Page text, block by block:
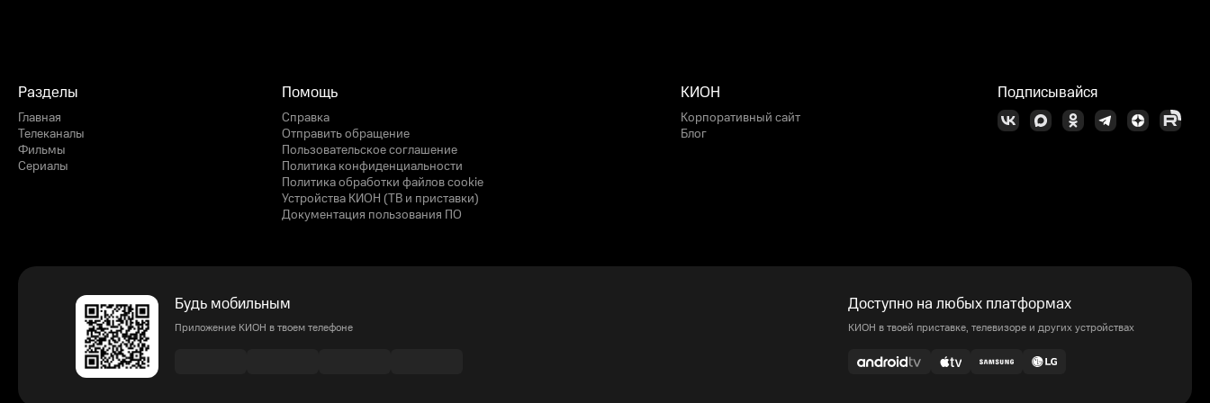
Разделы
Главная
Телеканалы
Фильмы
Сериалы
Помощь
Справка
Отправить обращение
Пользовательское соглашение
Политика конфиденциальности
Политика обработки файлов cookie
Устройства КИОН (ТВ и приставки)
Документация пользования ПО
КИОН
Корпоративный сайт
Блог
Подписывайся
Будь мобильным
Приложение КИОН в твоем телефоне
Доступно на любых платформах
КИОН в твоей приставке, телевизоре и других устройствах